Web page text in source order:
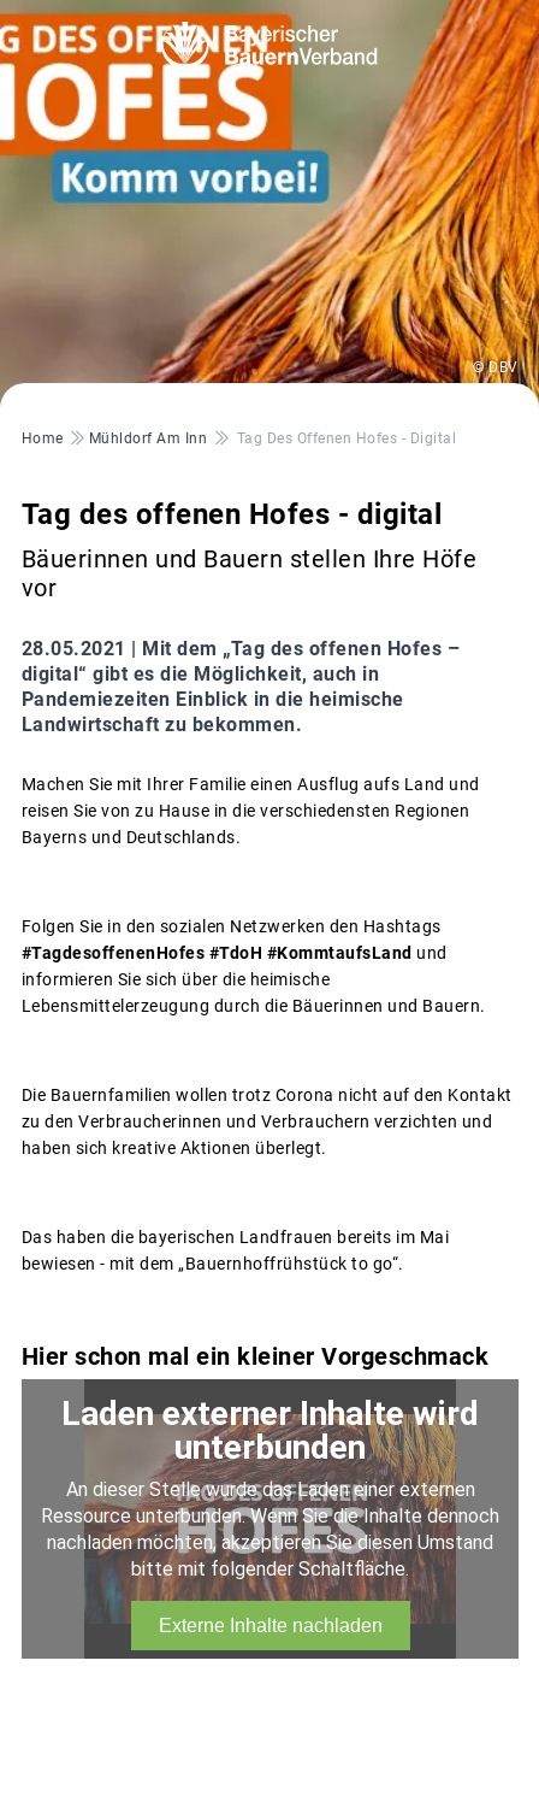
© DBV
Pfadnavigation
Home Mühldorf Am Inn Tag Des Offenen Hofes - Digital
Tag des offenen Hofes - digital
Bäuerinnen und Bauern stellen Ihre Höfe
vor
28.05.2021 | Mit dem „Tag des offenen Hofes –
digital“ gibt es die Möglichkeit, auch in
Pandemiezeiten Einblick in die heimische
Landwirtschaft zu bekommen.
Machen Sie mit Ihrer Familie einen Ausflug aufs Land und
reisen Sie von zu Hause in die verschiedensten Regionen
Bayerns und Deutschlands.
Folgen Sie in den sozialen Netzwerken den Hashtags
#TagdesoffenenHofes #TdoH #KommtaufsLand und
informieren Sie sich über die heimische
Lebensmittelerzeugung durch die Bäuerinnen und Bauern.
Die Bauernfamilien wollen trotz Corona nicht auf den Kontakt
zu den Verbraucherinnen und Verbrauchern verzichten und
haben sich kreative Aktionen überlegt.
Das haben die bayerischen Landfrauen bereits im Mai
bewiesen - mit dem „Bauernhoffrühstück to go“.
Hier schon mal ein kleiner Vorgeschmack